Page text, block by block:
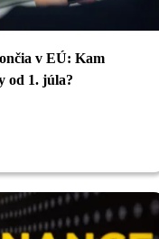
v EÚ: Kam
od 1. júla?